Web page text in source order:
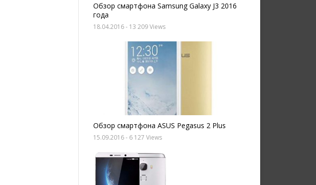
Обзор смартфона Samsung Galaxy J3 2016
года
18.04.2016- 13 209 Views
Обзор смартфона ASUS Pegasus 2 Plus
15.09.2016- 6 127 Views